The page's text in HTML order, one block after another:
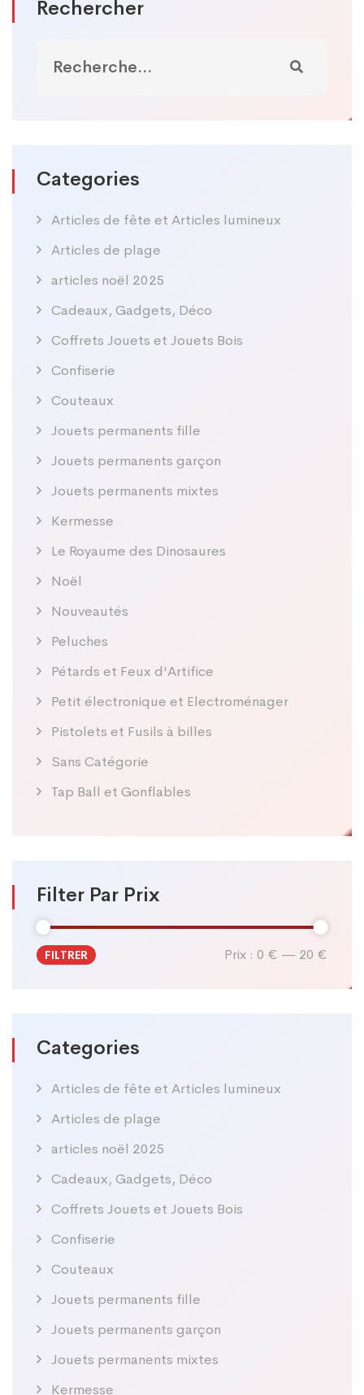
Rechercher
Categories
Articles de fête et Articles lumineux
Articles de plage
articles noël 2025
Cadeaux, Gadgets, Déco
Coffrets Jouets et Jouets Bois
Confiserie
Couteaux
Jouets permanents fille
Jouets permanents garçon
Jouets permanents mixtes
Kermesse
Le Royaume des Dinosaures
Noël
Nouveautés
Peluches
Pétards et Feux d'Artifice
Petit électronique et Electroménager
Pistolets et Fusils à billes
Sans Catégorie
Tap Ball et Gonflables
Filter Par Prix
Prix
PrixFILTRER Prix : 0 € — 20 €
Categories
Articles de fête et Articles lumineux
Articles de plage
articles noël 2025
Cadeaux, Gadgets, Déco
Coffrets Jouets et Jouets Bois
Confiserie
Couteaux
Jouets permanents fille
Jouets permanents garçon
Jouets permanents mixtes
Kermesse